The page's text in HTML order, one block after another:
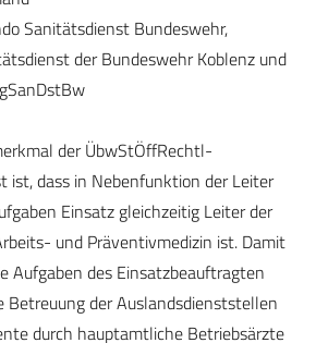
Sanitätsdienst Bundeswehr,
der Bundeswehr Koblenz und
der ÜbwStÖffRechtl-
ist, dass in Nebenfunktion der Leiter
Einsatz gleichzeitig Leiter der
und Präventivmedizin ist. Damit
Aufgaben des Einsatzbeauftragten
Betreuung der Auslandsdienststellen
durch hauptamtliche Betriebsärzte